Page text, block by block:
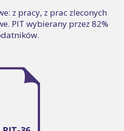
z pracy, z prac zleconych
PIT wybierany przez 82%